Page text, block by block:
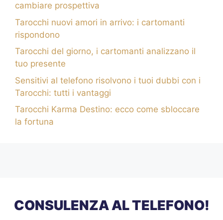
cambiare prospettiva
Tarocchi nuovi amori in arrivo: i cartomanti
rispondono
Tarocchi del giorno, i cartomanti analizzano il
tuo presente
Sensitivi al telefono risolvono i tuoi dubbi con i
Tarocchi: tutti i vantaggi
Tarocchi Karma Destino: ecco come sbloccare
la fortuna
CONSULENZA AL TELEFONO!